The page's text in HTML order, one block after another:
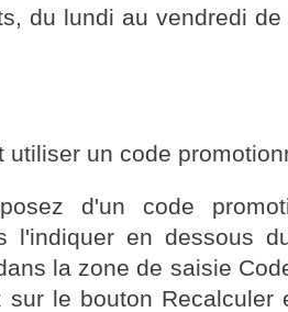
du lundi au vendredi
utiliser un code
d'un code
l'indiquer en dessous
la zone de saisie
sur le bouton Recalculer